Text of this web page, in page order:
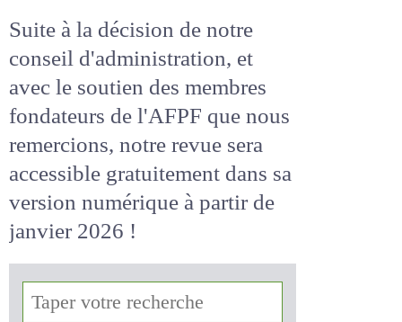
Suite à la décision de notre
conseil d'administration, et
avec le soutien des membres
fondateurs de l'AFPF que nous
remercions, notre revue sera
accessiblegratuitementdans
sa version numérique
de janvier 2026 !